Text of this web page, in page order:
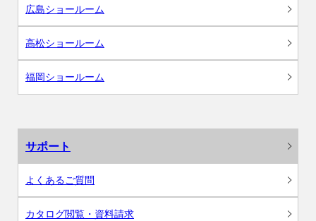
広島ショールーム
高松ショールーム
福岡ショールーム
サポート
よくあるご質問
カタログ閲覧・資料請求